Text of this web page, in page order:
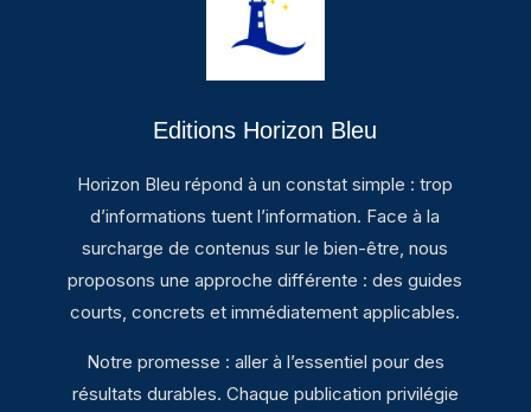
Editions Horizon Bleu
Horizon Bleu répond à un constat simple : trop
d’informations tuent l’information. Face à la
surcharge de contenus sur le bien-être, nous
proposons une approche différente : des guides
courts, concrets et immédiatement applicables.
Notre promesse : aller à l’essentiel pour des
résultats durables. Chaque publication privilégie